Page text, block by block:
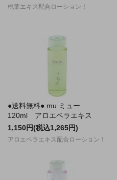
桃葉エキス配合ローション！
●送料無料● mu ミュー
120ml アロエベラエキス
1,150円(税込1,265円)
アロエベラエキス配合ローション！